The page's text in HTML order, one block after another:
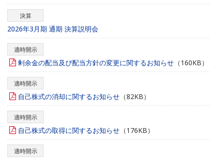
決算
2026年3月期 通期 決算説明会
適時開示
剰余金の配当及び配当方針の変更に関するお知らせ （160KB）
適時開示
自己株式の消却に関するお知らせ （82KB）
適時開示
自己株式の取得に関するお知らせ （176KB）
適時開示